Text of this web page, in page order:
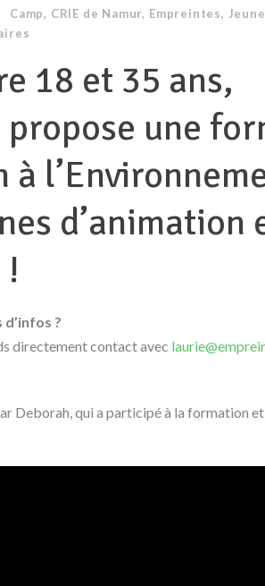
Camp, CRIE de Namur, Empreintes,
18 et 35 ans,
une
à
d’animation
?
directement contact avec
Deborah, qui a participé à la formation et